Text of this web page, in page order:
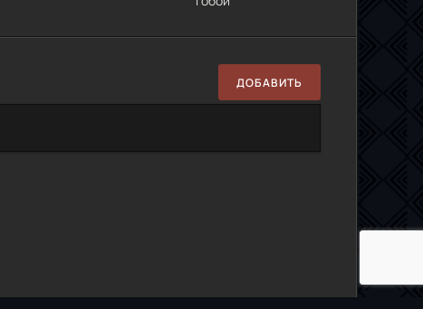
ДОБАВИТЬ